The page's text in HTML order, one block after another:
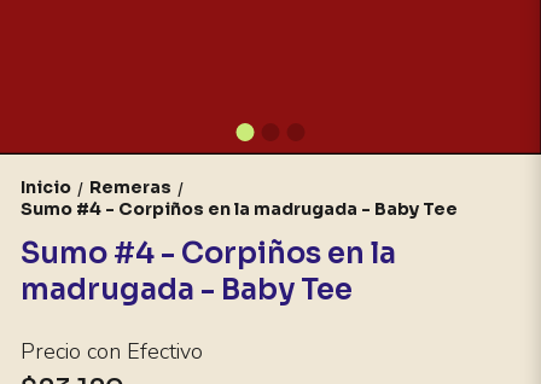
Inicio / Remeras /
Sumo #4 - Corpiños en la madrugada - Baby Tee
Sumo #4 - Corpiños en la
madrugada - Baby Tee
Precio con Efectivo